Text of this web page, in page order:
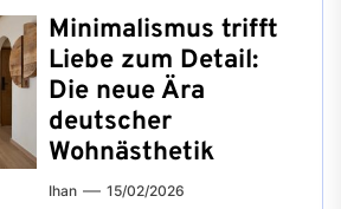
Minimalismus trifft
Liebe zum Detail:
Die neue Ära
deutscher
Wohnästhetik
Ihan 15/02/2026